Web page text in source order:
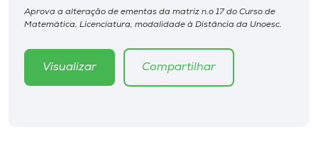
Rádio
Aprova a alteração de ementas da matriz n.o 17 do Curso de
Matemática, Licenciatura, modalidade à Distância da Unoesc.
Visualizar Compartilhar